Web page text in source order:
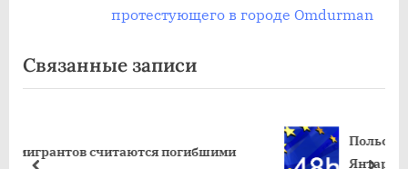
у
щ
д
у
протестующего в городе Omdurman
Связанные записи
погибшими
Польские дайверы надеются,
Янтарную комнату. Эксперты